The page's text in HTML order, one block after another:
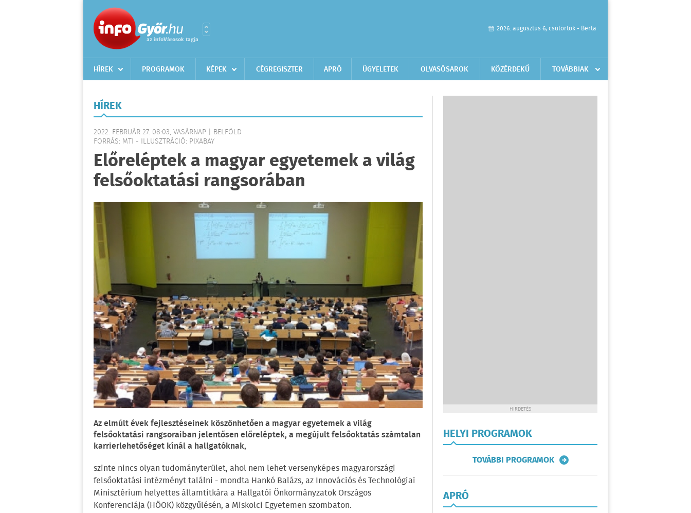
2026. augusztus 6, csütörtök - Berta
HÍREK PROGRAMOK KÉPEK CÉGREGISZTER APRÓ ÜGYELETEK OLVASÓSAROK KÖZÉRDEKŰ TOVÁBBIAK
HÍREK
2022. FEBRUÁR 27. 08:03, VASÁRNAP | BELFÖLD
FORRÁS: MTI - ILLUSZTRÁCIÓ: PIXABAY
Előreléptek a magyar egyetemek a világ
felsőoktatási rangsorában
Az elmúlt évek fejlesztéseinek köszönhetően a magyar egyetemek a világ
felsőoktatási rangsoraiban jelentősen előreléptek, a megújult felsőoktatás számtalan
karrierlehetőséget kínál a hallgatóknak,
szinte nincs olyan tudományterület, ahol nem lehet versenyképes magyarországi
felsőoktatási intézményt találni - mondta Hankó Balázs, az Innovációs és Technológiai
Minisztérium helyettes államtitkára a Hallgatói Önkormányzatok Országos
Konferenciája (HÖOK) közgyűlésén, a Miskolci Egyetemen szombaton.
HIRDETÉS
HELYI PROGRAMOK
TOVÁBBI PROGRAMOK
APRÓ